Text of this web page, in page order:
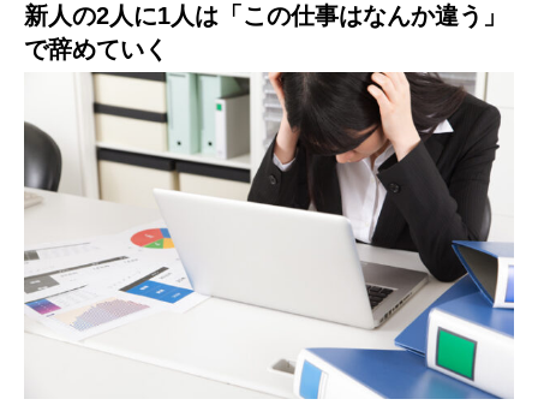
新人の2人に1人は「この仕事はなんか違う」
で辞めていく